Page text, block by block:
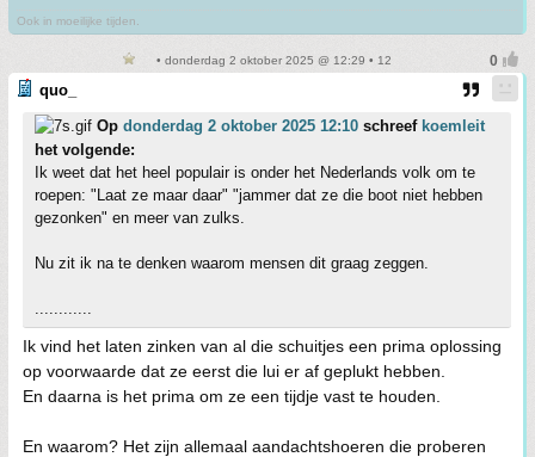
Ook in moeilijke tijden.
• donderdag 2 oktober 2025 @ 12:29 • 12
quo_
Op donderdag 2 oktober 2025 12:10 schreef koemleit
het volgende:
Ik weet dat het heel populair is onder het Nederlands volk om te
roepen: "Laat ze maar daar" "jammer dat ze die boot niet hebben
gezonken" en meer van zulks.
Nu zit ik na te denken waarom mensen dit graag zeggen.
............
Ik vind het laten zinken van al die schuitjes een prima oplossing
op voorwaarde dat ze eerst die lui er af geplukt hebben.
En daarna is het prima om ze een tijdje vast te houden.
En waarom? Het zijn allemaal aandachtshoeren die proberen